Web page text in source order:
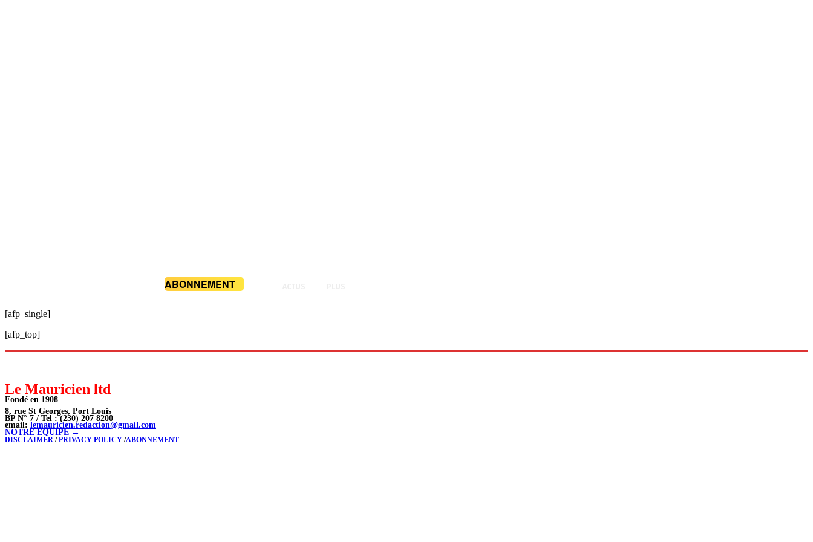
ABONNEMENT
[afp_single]
[afp_top]
Le Mauricien ltd
Fondé en 1908
8, rue St Georges, Port Louis
BP N° 7 / Tel : (230) 207 8200
email: lemauricien.redaction@gmail.com
NOTRE ÉQUIPE →
DISCLAIMER /PRIVACY POLICY /ABONNEMENT